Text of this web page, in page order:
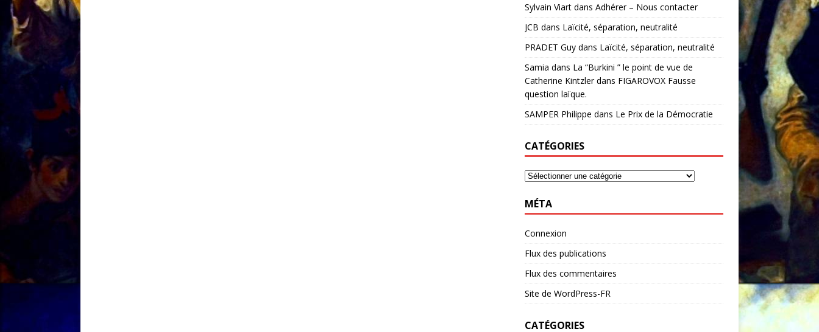
Sylvain Viartdans Adhérer – Nous contacter
JCB dans Laïcité, séparation, neutralité
PRADET Guydans Laïcité, séparation, neutralité
Samia dans La “Burkini ” le point de vue de
Catherine Kintzler dans FIGAROVOX Fausse
question laïque.
SAMPER Philippe dans Le Prix de la Démocratie
CATÉGORIES
MÉTA
Connexion
Flux des publications
Flux des commentaires
Site de WordPress-FR
CATÉGORIES